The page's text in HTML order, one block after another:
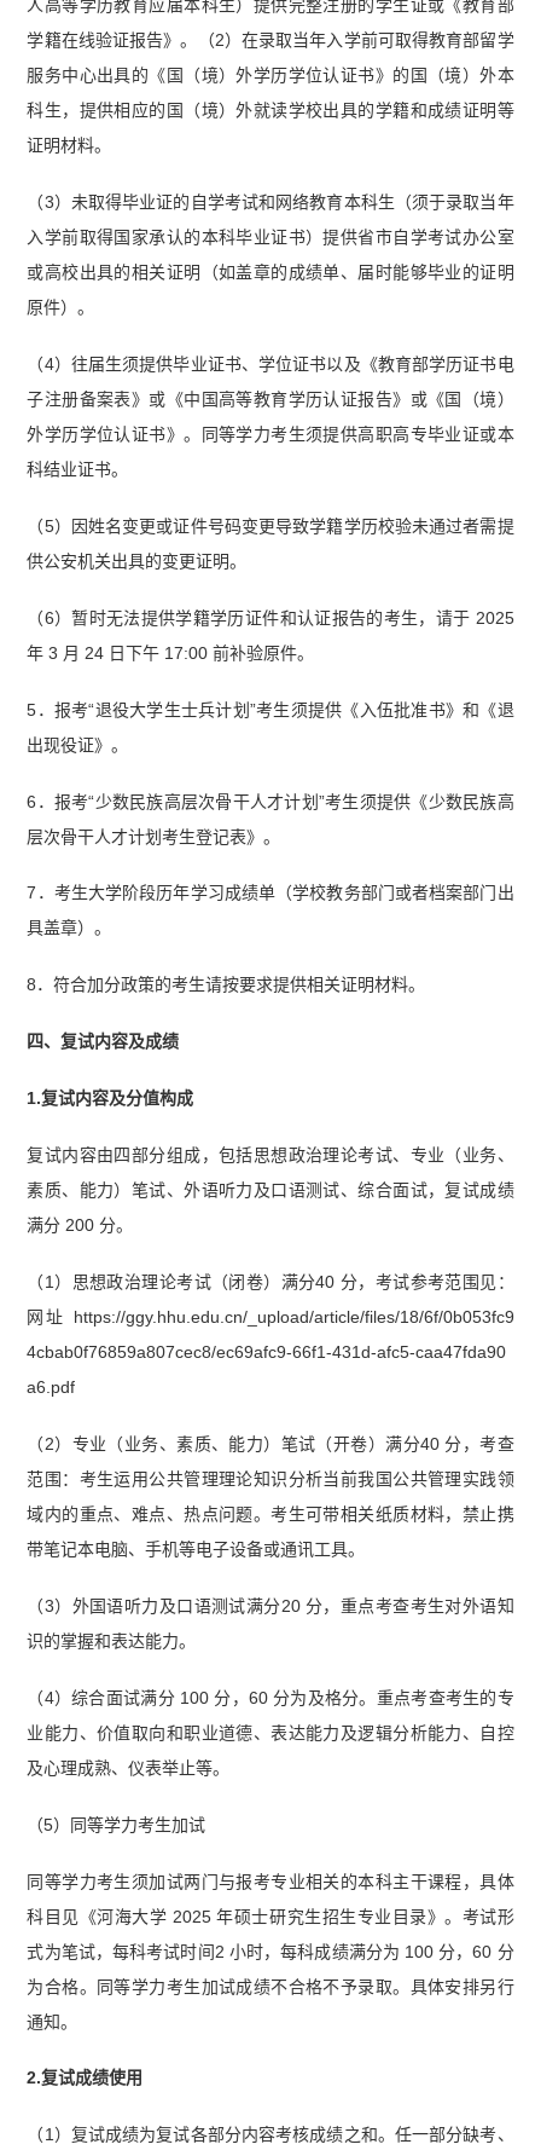
人高等学历教育应届本科生）提供完整注册的学生证或《教育部
学籍在线验证报告》。（2）在录取当年入学前可取得教育部留学
服务中心出具的《国（境）外学历学位认证书》的国（境）外本
科生，提供相应的国（境）外就读学校出具的学籍和成绩证明等
证明材料。
（3）未取得毕业证的自学考试和网络教育本科生（须于录取当年
入学前取得国家承认的本科毕业证书）提供省市自学考试办公室
或高校出具的相关证明（如盖章的成绩单、届时能够毕业的证明
原件）。
（4）往届生须提供毕业证书、学位证书以及《教育部学历证书电
子注册备案表》或《中国高等教育学历认证报告》或《国（境）
外学历学位认证书》。同等学力考生须提供高职高专毕业证或本
科结业证书。
（5）因姓名变更或证件号码变更导致学籍学历校验未通过者需提
供公安机关出具的变更证明。
（6）暂时无法提供学籍学历证件和认证报告的考生，请于 2025
年 3 月 24 日下午 17:00 前补验原件。
5．报考“退役大学生士兵计划”考生须提供《入伍批准书》和《退
出现役证》。
6．报考“少数民族高层次骨干人才计划”考生须提供《少数民族高
层次骨干人才计划考生登记表》。
7．考生大学阶段历年学习成绩单（学校教务部门或者档案部门出
具盖章）。
8．符合加分政策的考生请按要求提供相关证明材料。
四、复试内容及成绩
1.复试内容及分值构成
复试内容由四部分组成，包括思想政治理论考试、专业（业务、
素质、能力）笔试、外语听力及口语测试、综合面试，复试成绩
满分 200 分。
（1）思想政治理论考试（闭卷）满分40 分，考试参考范围见：
网址 https://ggy.hhu.edu.cn/_upload/article/files/18/6f/0b053fc9
4cbab0f76859a807cec8/ec69afc9-66f1-431d-afc5-caa47fda90
a6.pdf
（2）专业（业务、素质、能力）笔试（开卷）满分40 分，考查
范围：考生运用公共管理理论知识分析当前我国公共管理实践领
域内的重点、难点、热点问题。考生可带相关纸质材料，禁止携
带笔记本电脑、手机等电子设备或通讯工具。
（3）外国语听力及口语测试满分20 分，重点考查考生对外语知
识的掌握和表达能力。
（4）综合面试满分 100 分，60 分为及格分。重点考查考生的专
业能力、价值取向和职业道德、表达能力及逻辑分析能力、自控
及心理成熟、仪表举止等。
（5）同等学力考生加试
同等学力考生须加试两门与报考专业相关的本科主干课程，具体
科目见《河海大学 2025 年硕士研究生招生专业目录》。考试形
式为笔试，每科考试时间2 小时，每科成绩满分为 100 分，60 分
为合格。同等学力考生加试成绩不合格不予录取。具体安排另行
通知。
2.复试成绩使用
（1）复试成绩为复试各部分内容考核成绩之和。任一部分缺考、